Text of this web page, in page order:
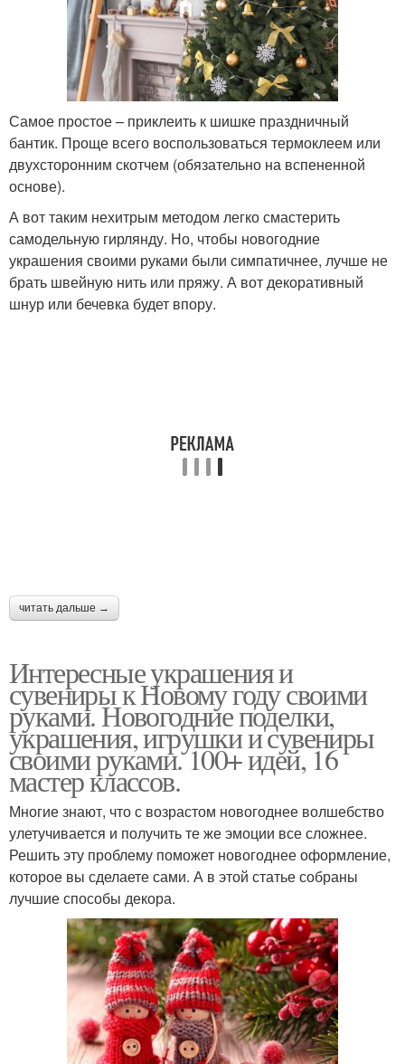
Самое простое – приклеить к шишке праздничный
бантик. Проще всего воспользоваться термоклеем или
двухсторонним скотчем (обязательно на вспененной
основе).
А вот таким нехитрым методом легко смастерить
самодельную гирлянду. Но, чтобы новогодние
украшения своими руками были симпатичнее, лучше не
брать швейную нить или пряжу. А вот декоративный
шнур или бечевка будет впору.
читать дальше →
Интересные украшения и
сувениры к Новому году своими
руками. Новогодние поделки,
украшения, игрушки и сувениры
своими руками. 100+ идей, 16
мастер классов.
Многие знают, что с возрастом новогоднее волшебство
улетучивается и получить те же эмоции все сложнее.
Решить эту проблему поможет новогоднее оформление,
которое вы сделаете сами. А в этой статье собраны
лучшие способы декора.